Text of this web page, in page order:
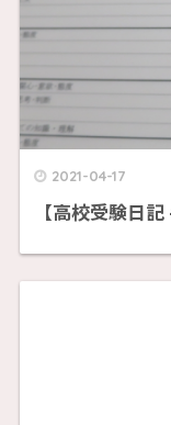
2021-04-17
【高校受験日